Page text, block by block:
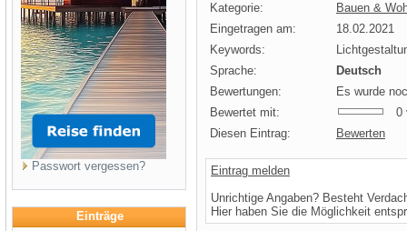
Passwort vergessen?
Einträge
Kategorie:
Bauen &
Eingetragen am:
18.02.2021
Keywords:
Sprache:
Deutsch
Bewertungen:
Es wurde
Bewertet mit:
0
Diesen Eintrag:
Bewerten
Eintrag melden
Unrichtige Angaben? Besteht
Hier haben Sie die Möglichkeit